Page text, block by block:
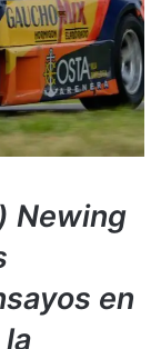
Newing
en